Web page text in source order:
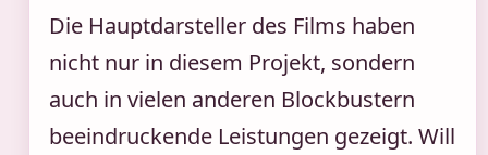
Die Hauptdarsteller des Films haben
nicht nur in diesem Projekt, sondern
auch in vielen anderen Blockbustern
beeindruckende Leistungen gezeigt. Will